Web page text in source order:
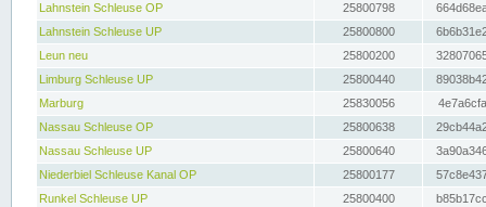
Lahnstein Schleuse OP
25800798
Lahnstein Schleuse UP
25800800
Leun neu
25800200
Limburg Schleuse UP
25800440
Marburg
25830056
Nassau Schleuse OP
25800638
Nassau Schleuse UP
25800640
Niederbiel Schleuse Kanal OP
25800177
Runkel Schleuse UP
25800400